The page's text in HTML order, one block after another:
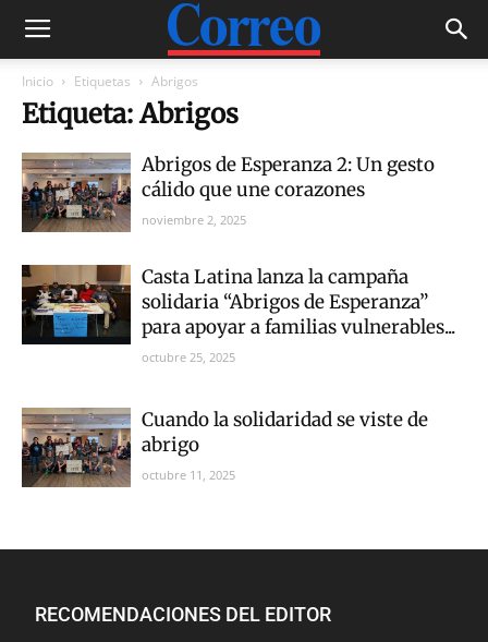
Inicio Etiquetas Abrigos
Etiqueta: Abrigos
Abrigos de Esperanza 2: Un gesto
cálido que une corazones
noviembre 2, 2025
Casta Latina lanza la campaña
solidaria “Abrigos de Esperanza”
para apoyar a familias vulnerables...
octubre 25, 2025
Cuando la solidaridad se viste de
abrigo
octubre 11, 2025
RECOMENDACIONES DEL EDITOR